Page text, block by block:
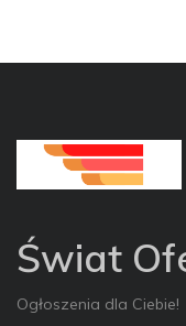
Świat
Ogłoszenia dla Ciebie!